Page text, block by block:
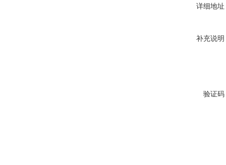
详细地址
补充说明
验证码